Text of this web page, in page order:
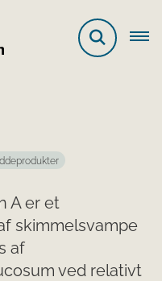
A er et
skimmelsvampe
af
ved relativt